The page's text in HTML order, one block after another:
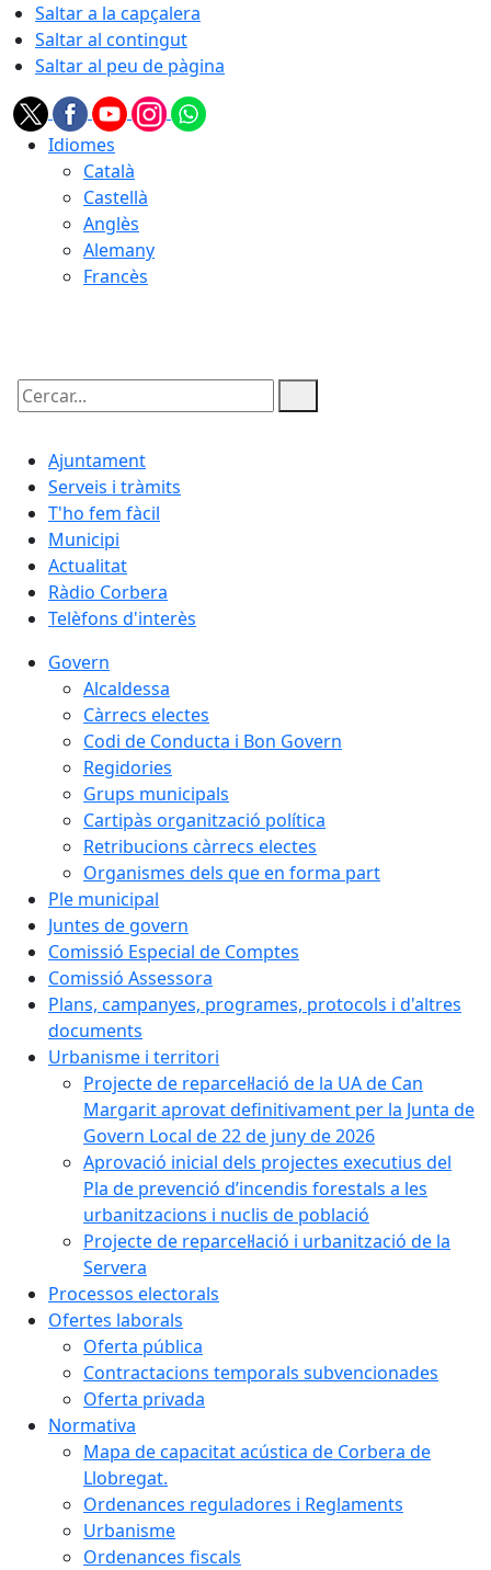
Saltar a la capçalera
Saltar al contingut
Saltar al peu de pàgina
Idiomes
Català
Castellà
Anglès
Alemany
Francès
Cercar:
Ajuntament
Serveis i tràmits
T'ho fem fàcil
Municipi
Actualitat
Ràdio Corbera
Telèfons d'interès
Govern
Alcaldessa
Càrrecs electes
Codi de Conducta i Bon Govern
Regidories
Grups municipals
Cartipàs organització política
Retribucions càrrecs electes
Organismes dels que en forma part
Ple municipal
Juntes de govern
Comissió Especial de Comptes
Comissió Assessora
Plans, campanyes, programes, protocols i d'altres
documents
Urbanisme i territori
Projecte de reparcel·lació de la UA de Can
Margarit aprovat definitivament per la Junta de
Govern Local de 22 de juny de 2026
Aprovació inicial dels projectes executius del
Pla de prevenció d’incendis forestals a les
urbanitzacions i nuclis de població
Projecte de reparcel·lació i urbanització de la
Servera
Processos electorals
Ofertes laborals
Oferta pública
Contractacions temporals subvencionades
Oferta privada
Normativa
Mapa de capacitat acústica de Corbera de
Llobregat.
Ordenances reguladores i Reglaments
Urbanisme
Ordenances fiscals